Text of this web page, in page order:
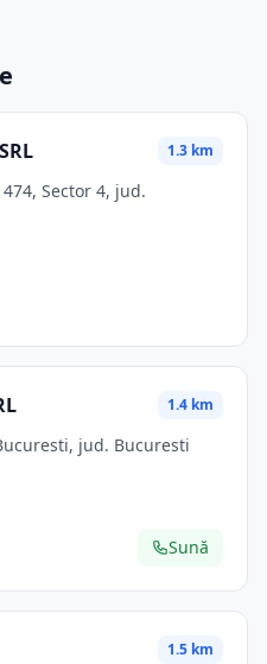
1.3 km
1.4 km
jud. Bucuresti
Sună
1.5 km